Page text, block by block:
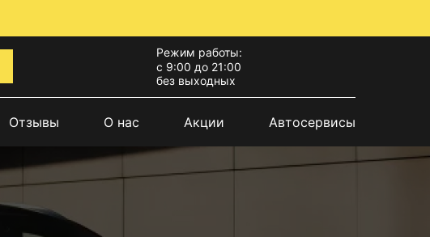
Режим работы:
с 9:00 до 21:00
без выходных
Отзывы О нас Акции Автосервисы